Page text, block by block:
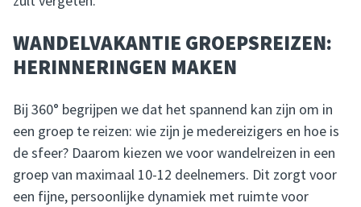
WANDELVAKANTIE GROEPSREIZEN:
HERINNERINGEN MAKEN
Bij 360° begrijpen we dat het spannend kan zijn om in
een groep te reizen: wie zijn je medereizigers en hoe is
de sfeer? Daarom kiezen we voor wandelreizen in een
groep van maximaal 10-12 deelnemers. Dit zorgt voor
een fijne, persoonlijke dynamiek met ruimte voor